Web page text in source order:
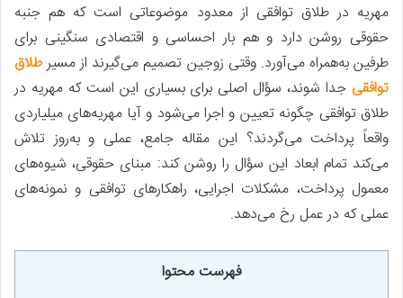
مهریه در طلاق توافقی از معدود موضوعاتی است که هم جنبه
حقوقی روشن دارد و هم بار احساسی و اقتصادی سنگینی برای
طرفین به‌همراه می‌آورد. وقتی زوجین تصمیم می‌گیرند از مسیرطلاق
توافقی جدا شوند، سؤال اصلی برای بسیاری این است که مهریه در
طلاق توافقی چگونه تعیین و اجرا می‌شود و آیا مهریه‌های میلیاردی
واقعاً پرداخت می‌گردند؟ این مقاله جامع، عملی و به‌روز تلاش
می‌کند تمام ابعاد این سؤال را روشن کند: مبنای حقوقی، شیوه‌های
معمول پرداخت، مشکلات اجرایی، راهکارهای توافقی و نمونه‌های
عملی که در عمل رخ می‌دهد.
فهرست محتوا